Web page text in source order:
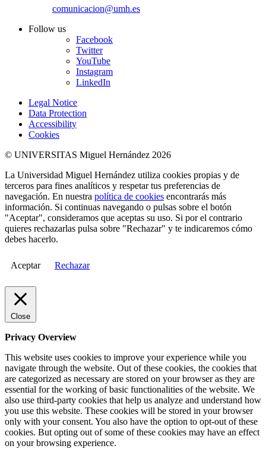
comunicacion@umh.es
Follow us
Facebook
Twitter
YouTube
Instagram
LinkedIn
Legal Notice
Data Protection
Accessibility
Cookies
© UNIVERSITAS Miguel Hernández 2026
La Universidad Miguel Hernández utiliza cookies propias y de
terceros para fines analíticos y respetar tus preferencias de
navegación. En nuestra política de cookies encontrarás más
información. Si continuas navegando o pulsas sobre el botón
"Aceptar", consideramos que aceptas su uso. Si por el contrario
quieres rechazarlas pulsa sobre "Rechazar" y te indicaremos cómo
debes hacerlo.
Aceptar Rechazar
Close
Privacy Overview
This website uses cookies to improve your experience while you
navigate through the website. Out of these cookies, the cookies that
are categorized as necessary are stored on your browser as they are
essential for the working of basic functionalities of the website. We
also use third-party cookies that help us analyze and understand how
you use this website. These cookies will be stored in your browser
only with your consent. You also have the option to opt-out of these
cookies. But opting out of some of these cookies may have an effect
on your browsing experience.